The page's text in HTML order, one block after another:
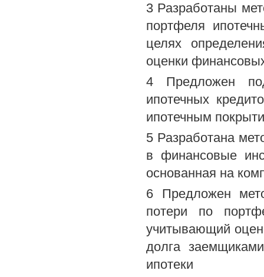
3 Разработаны
портфеля
целях
оценки
4 Предложен
ипотечных
ипотечным
5 Разработана
в финансовые
основанная на
6 Предложен
потери по
учитывающий
долга
ипотеки